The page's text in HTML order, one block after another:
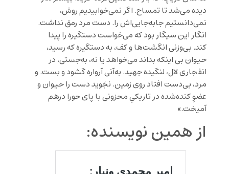
دیده می‌شد تا تمساح. اگر نمی‌خوابیدیم روش،
نمی‌دانستیم جابه‌جایی‌اش را. دست مرد رمق نداشت.
انگار این سیگار بود که می‌خواست دستگیره را پیدا
کند. بی‌وزنی انگشت‌ها و کف، به دستگیره که رسید،
حیوان بی اینکه بداند می‌خواهد یا نه، به‌جستی، در
انفجاری لال، لنگیده جهید. به‌آنی آرواره گشود و بست. و
مرد، بی‌دست افتاد روی زمین. نجَوید دست را حیوان و
عضوِ کنده‌شده در تاریکیِ محزونی با پای حورا درهم
آمیخت.»
از همین نویسنده: